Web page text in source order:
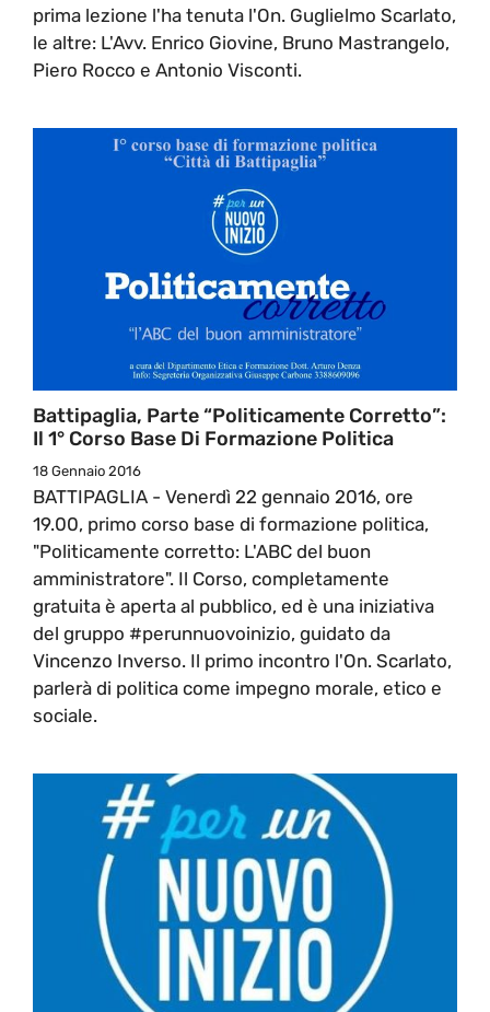
prima lezione l'ha tenuta l'On. Guglielmo Scarlato,
le altre: L'Avv. Enrico Giovine, Bruno Mastrangelo,
Piero Rocco e Antonio Visconti.
Battipaglia, Parte “Politicamente Corretto”:
Il 1° Corso Base Di Formazione Politica
18 Gennaio 2016
BATTIPAGLIA - Venerdì 22 gennaio 2016, ore
19.00, primo corso base di formazione politica,
"Politicamente corretto: L'ABC del buon
amministratore". Il Corso, completamente
gratuita è aperta al pubblico, ed è una iniziativa
del gruppo #perunnuovoinizio, guidato da
Vincenzo Inverso. Il primo incontro l'On. Scarlato,
parlerà di politica come impegno morale, etico e
sociale.